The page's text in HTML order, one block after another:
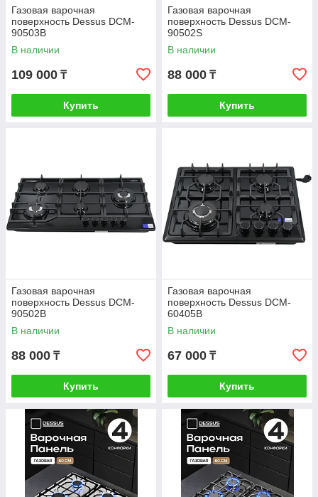
Газовая варочная
поверхность Dessus DCM-
90503B
В наличии
109 000 ₸
Купить
Газовая варочная
поверхность Dessus DCM-
90502S
В наличии
88 000 ₸
Купить
Газовая варочная
поверхность Dessus DCM-
90502B
В наличии
88 000 ₸
Купить
Газовая варочная
поверхность Dessus DCM-
60405B
В наличии
67 000 ₸
Купить